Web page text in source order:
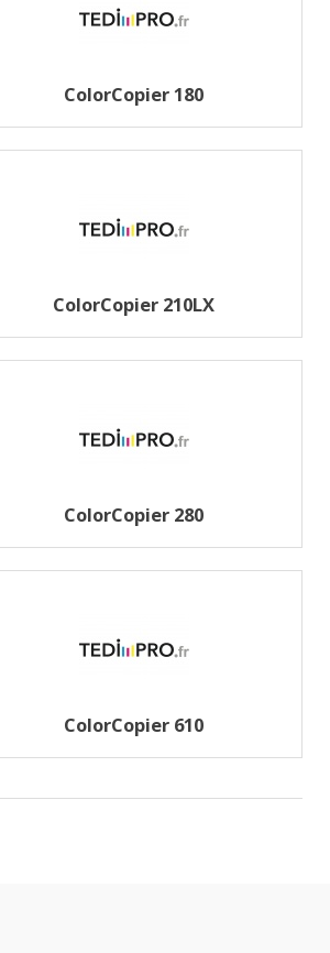
ColorCopier 180
ColorCopier 210LX
ColorCopier 280
ColorCopier 610